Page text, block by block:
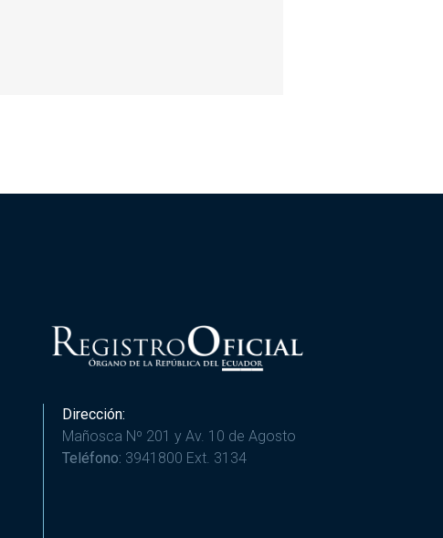
Dirección:
Mañosca Nº 201 y Av. 10 de Agosto
Teléfono: 3941800 Ext. 3134